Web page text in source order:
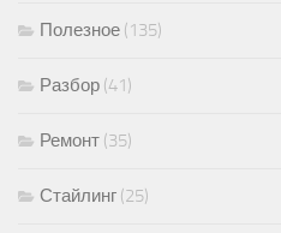
Полезное (135)
Разбор (41)
Ремонт (35)
Стайлинг (25)